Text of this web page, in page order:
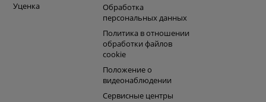
Уценка
Обработка
персональных данных
Политика в отношении
обработки файлов
cookie
Положение о
видеонаблюдении
Сервисные центры